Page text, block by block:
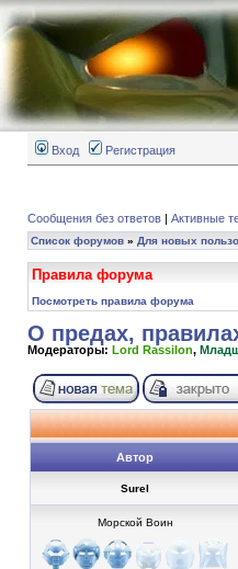
Вход Регистрация
Сообщения без ответов | Активные
Список форумов » Для новых
Правила форума
Посмотреть правила форума
О предах,
Модераторы: Lord Rassilon,
Автор
Surel
Морской Воин